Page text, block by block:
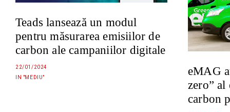
Teads lansează un modul
pentru măsurarea emisiilor de
carbon ale campaniilor digitale
22/01/2024
IN "MEDIU"
eMAG
zero”
carbon